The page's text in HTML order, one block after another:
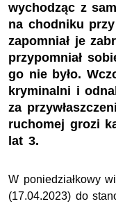
wychodząc z
na chodniku
zapomniał je
przypomniał
go nie było.
kryminalni i
za
ruchomej grozi
lat 3.
W poniedziałkowy
(17.04.2023) do